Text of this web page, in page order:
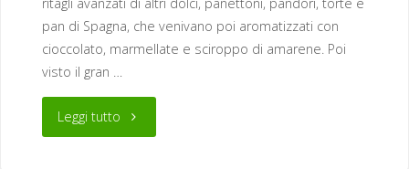
ritagli avanzati di altri dolci, panettoni, pandori, torte e
pan di Spagna, che venivano poi aromatizzati con
cioccolato, marmellate e sciroppo di amarene. Poi
visto il gran …
Leggi tutto"Biscotti